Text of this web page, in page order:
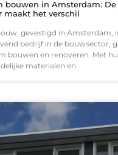
bouwen in Amsterdam:
maakt het verschil
gevestigd in Amsterdam,
bedrijf in de bouwsector,
bouwen en renoveren. Met
materialen en